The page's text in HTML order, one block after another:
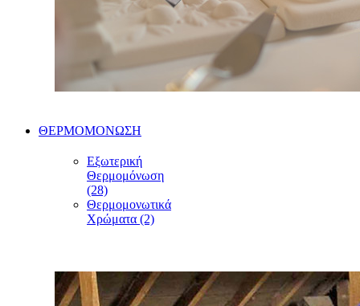
ΘΕΡΜΟΜΟΝΩΣΗ
Εξωτερική
Θερμομόνωση
(28)
Θερμομονωτικά
Χρώματα (2)